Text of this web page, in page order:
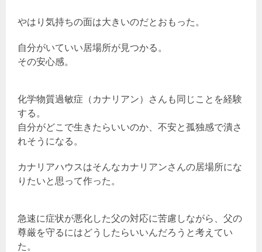
やはり気持ちの面は大きいのだとおもった。
自分がいていい居場所が見つかる。
その安心感。
化学物質過敏症（カナリアン）さんも同じことを経験
する。
自分がどこで生きたらいいのか、不安と孤独感で潰さ
れそうになる。
カナリアハウスはそんなカナリアンさんの居場所にな
りたいと思って作った。
急速に症状が悪化した父の対応に苦慮しながら、父の
尊厳を守るにはどうしたらいいんだろうと考えてい
た。